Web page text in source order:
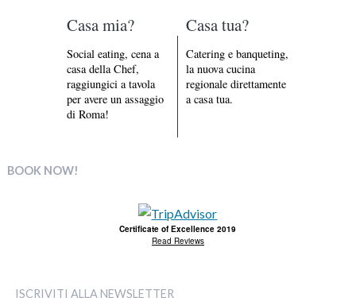
Casa mia?
Social eating, cena a
casa della Chef,
raggiungici a tavola
per avere un assaggio
di Roma!
Casa tua?
Catering e banqueting,
la nuova cucina
regionale direttamente
a casa tua.
BOOK NOW!
Certificate of Excellence 2019
Read Reviews
ISCRIVITI ALLA NEWSLETTER